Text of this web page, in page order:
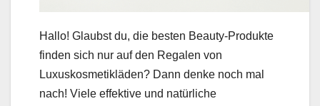
Hallo! Glaubst du, die besten Beauty-Produkte
finden sich nur auf den Regalen von
Luxuskosmetikläden? Dann denke noch mal
nach! Viele effektive und natürliche